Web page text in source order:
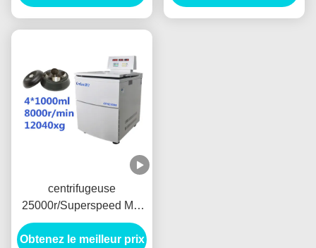
cristaux liquides CenLee
plancher de 3 phases
centrifugeuse
25000r/Superspeed Min
Imbalance Protection de
position de plancher de
Obtenez le meilleur prix